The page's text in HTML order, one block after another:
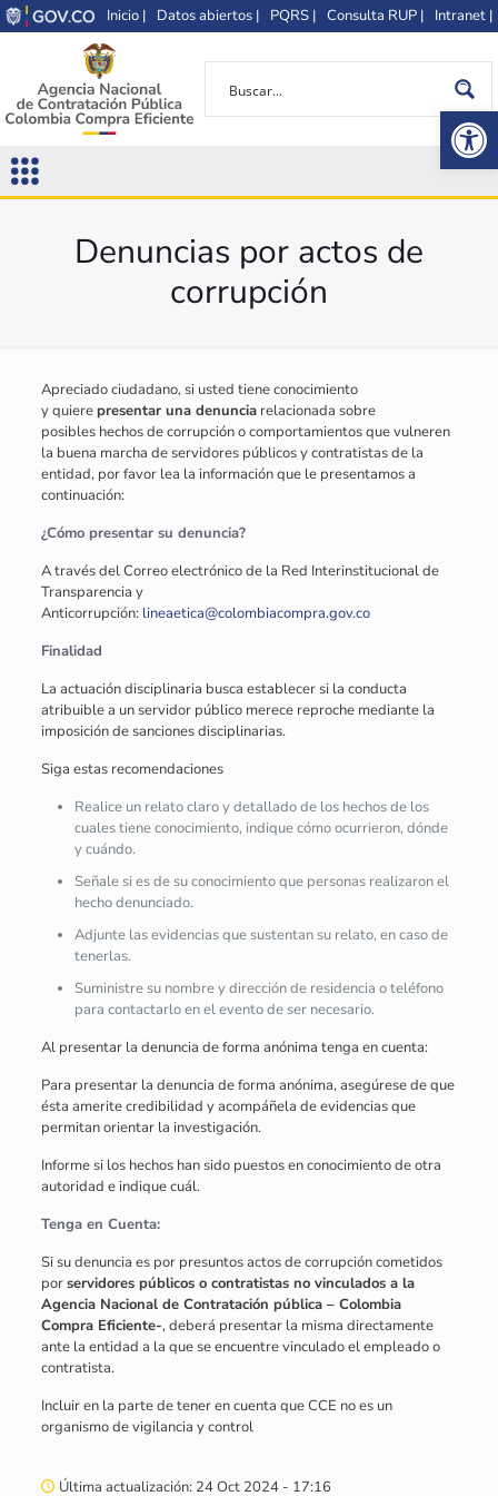
Inicio | Datos abiertos | PQRS | Consulta RUP | Intranet |
Denuncias por actos de
corrupción
Apreciado ciudadano, si usted tiene conocimiento
y quierepresentar una denunciarelacionada sobre
posibles hechos de corrupción o comportamientos que vulneren
la buena marcha de servidores públicos y contratistas de la
entidad, por favor lea la información que le presentamos a
continuación:
¿Cómo presentar su denuncia?
A través del Correo electrónico de la Red Interinstitucional de
Transparencia y
Anticorrupción: lineaetica@colombiacompra.gov.co
Finalidad
La actuación disciplinaria busca establecer si la conducta
atribuible a un servidor público merece reproche mediante la
imposición de sanciones disciplinarias.
Siga estas recomendaciones
Realice un relato claro y detallado de los hechos de los
cuales tiene conocimiento, indique cómo ocurrieron, dónde
y cuándo.
Señale si es de su conocimiento que personas realizaron el
hecho denunciado.
Adjunte las evidencias que sustentan su relato, en caso de
tenerlas.
Suministre su nombre y dirección de residencia o teléfono
para contactarlo en el evento de ser necesario.
Al presentar la denuncia de forma anónima tenga en cuenta:
Para presentar la denuncia de forma anónima, asegúrese de que
ésta amerite credibilidad y acompáñela de evidencias que
permitan orientar la investigación.
Informe si los hechos han sido puestos en conocimiento de otra
autoridad e indique cuál.
Tenga en Cuenta:
Si su denuncia es por presuntos actos de corrupción cometidos
porservidores públicos o contratistas no vinculados a la
Agencia Nacional de Contratación pública – Colombia
Compra Eficiente-, deberá presentar la misma directamente
ante la entidad a la que se encuentre vinculado el empleado o
contratista.
Incluir en la parte de tener en cuenta que CCE no es un
organismo de vigilancia y control
Última actualización: 24 Oct 2024 - 17:16